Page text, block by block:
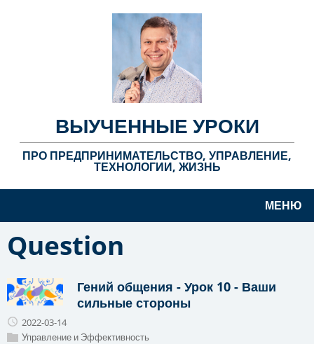
ВЫУЧЕННЫЕ УРОКИ
ПРО ПРЕДПРИНИМАТЕЛЬСТВО, УПРАВЛЕНИЕ,
ТЕХНОЛОГИИ, ЖИЗНЬ
МЕНЮ
Question
Гений общения - Урок 10 - Ваши
сильные стороны
2022-03-14
Управление и Эффективность